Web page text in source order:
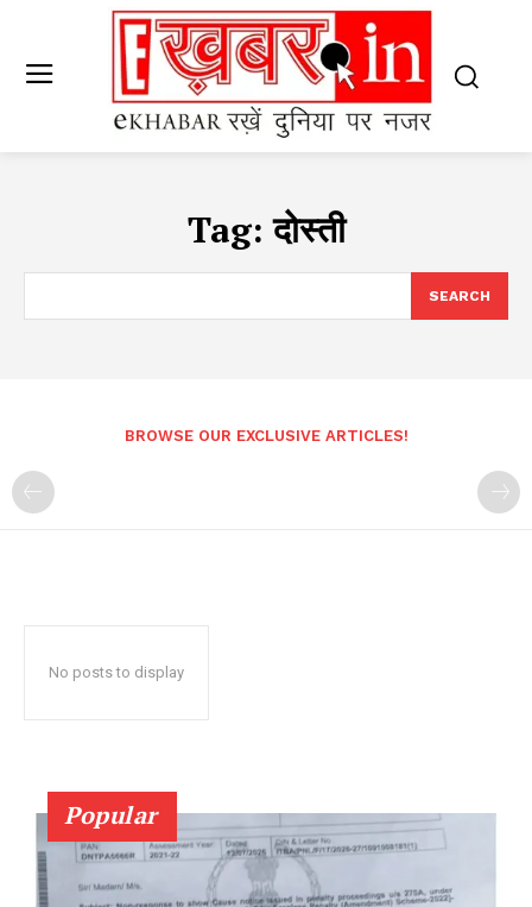
Tag:दोस्ती
SEARCH
BROWSE OUR EXCLUSIVE ARTICLES!
No posts to display
Popular